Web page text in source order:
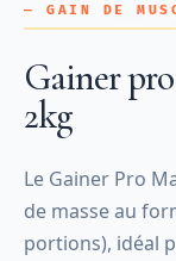
— GAIN DE
Gainer
2kg
Le Gainer Pro
de masse au
portions), idéal